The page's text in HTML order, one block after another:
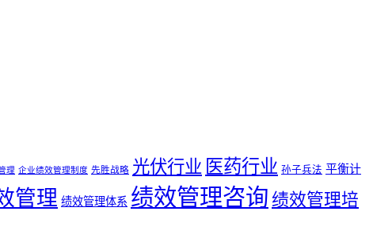
理 企业绩效管理制度 先胜战略 光伏行业 医药行业 孙子兵法 平衡计
管理 绩效管理体系 绩效管理咨询 绩效管理培